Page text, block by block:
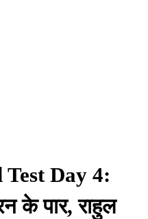
Day 4:
के पार, राहुल